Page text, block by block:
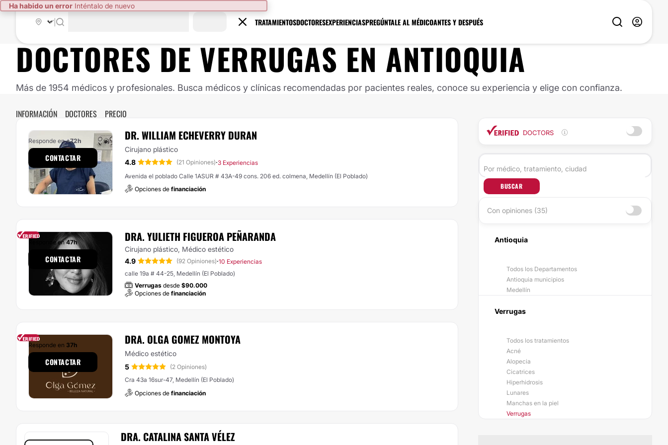
Ha habido un error Inténtalo de nuevo
TRATAMIENTOSDOCTORESEXPERIENCIASPREGÚNTALE AL MÉDICOANTES Y DESPUÉS
DOCTORES DEVERRUGASENANTIOQUIA
Más de 1954 médicos y profesionales. Busca médicos y clínicas recomendadas por pacientes reales, conoce su experiencia y elige con confianza.
INFORMACIÓN DOCTORES PRECIO
DR. WILLIAM ECHEVERRY DURAN
Cirujano plástico
4.8
(21 Opiniones)·3 Experiencias
Avenida el poblado Calle 1ASUR # 43A-49 cons. 206 ed. colmena, Medellín (El Poblado)
Opciones de financiación
Responde en+72h
CONTACTAR
DRA. YULIETH FIGUEROA PEÑARANDA
Cirujano plástico, Médico estético
4.9
(92 Opiniones)·10 Experiencias
calle 19a # 44-25, Medellín (El Poblado)
Verrugas desde $90.000
Opciones de financiación
Responde en47h
CONTACTAR
DRA. OLGA GOMEZ MONTOYA
Médico estético
5
(2 Opiniones)
Cra 43a 16sur-47, Medellín (El Poblado)
Opciones de financiación
Responde en 37h
CONTACTAR
DRA. CATALINA SANTA VÉLEZ
DOCTORS
BUSCAR
Con opiniones (35)
Antioquia
Todos los Departamentos
Antioquia municipios
Medellín
Verrugas
Todos los tratamientos
Acné
Alopecia
Cicatrices
Hiperhidrosis
Lunares
Manchas en la piel
Verrugas